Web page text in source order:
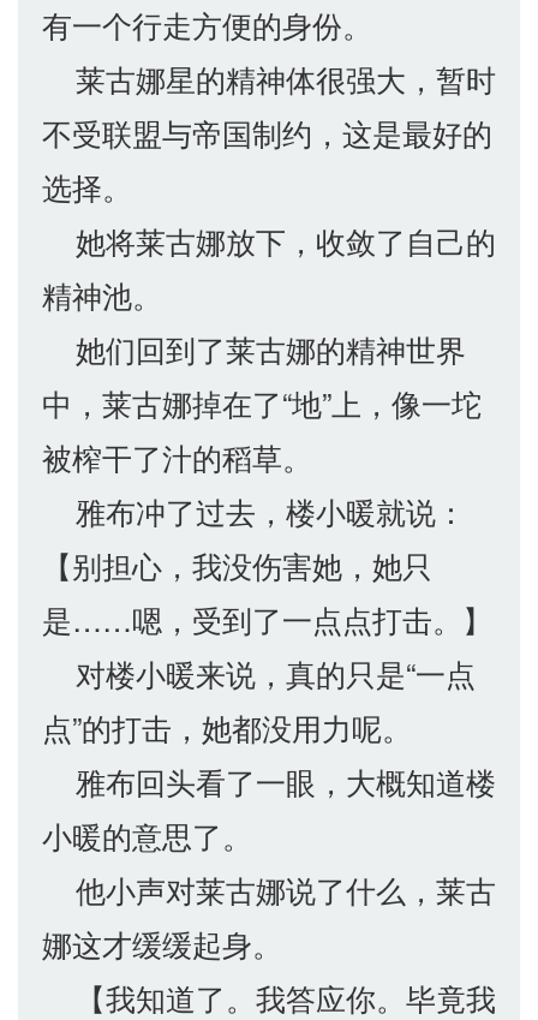
有一个行走方便的身份。
莱古娜星的精神体很强大，暂时
不受联盟与帝国制约，这是最好的
选择。
她将莱古娜放下，收敛了自己的
精神池。
她们回到了莱古娜的精神世界
中，莱古娜掉在了“地”上，像一坨
被榨干了汁的稻草。
雅布冲了过去，楼小暖就说：
【别担心，我没伤害她，她只
是……嗯，受到了一点点打击。】
对楼小暖来说，真的只是“一点
点”的打击，她都没用力呢。
雅布回头看了一眼，大概知道楼
小暖的意思了。
他小声对莱古娜说了什么，莱古
娜这才缓缓起身。
【我知道了。我答应你。毕竟我